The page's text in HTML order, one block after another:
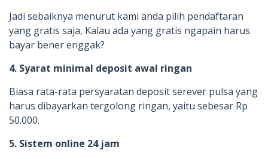
Jadi sebaiknya menurut kami anda pilih pendaftaran
yang gratis saja, Kalau ada yang gratis ngapain harus
bayar bener enggak?
4. Syarat minimal deposit awal ringan
Biasa rata-rata persyaratan deposit serever pulsa yang
harus dibayarkan tergolong ringan, yaitu sebesar Rp
50.000.
5. Sistem online 24 jam